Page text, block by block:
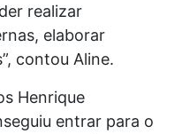
realizar
elaborar
contou Aline.
Henrique
entrar para o